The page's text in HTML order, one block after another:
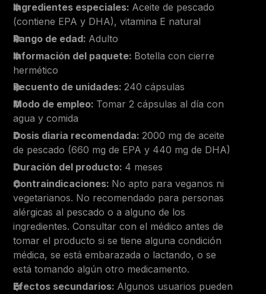
Ingredientes especiales: Aceite de pescado
(contiene EPA y DHA), vitamina E natural
Rango de edad: Adulto
Información del paquete: Botella con cierre
hermético
Recuento de unidades: 240 cápsulas
Modo de empleo: Tomar 2 cápsulas al día con
agua y comida
Dosis diaria recomendada: 2000 mg de aceite
de pescado (660 mg de EPA y 440 mg de DHA)
Duración del producto: 4 meses
Contraindicaciones: No apto para veganos ni
vegetarianos. No recomendado para personas
alérgicas al pescado o a alguno de los
ingredientes. Consultar con el médico antes de
tomar el producto si se tiene alguna condición
médica, se está embarazada o lactando, o se
está tomando algún otro medicamento.
Efectos secundarios: Algunos usuarios pueden